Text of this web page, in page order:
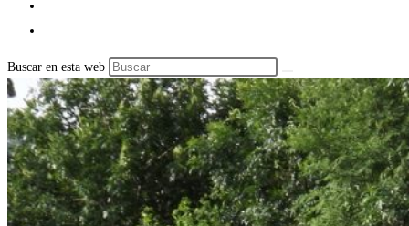
Buscar en esta web